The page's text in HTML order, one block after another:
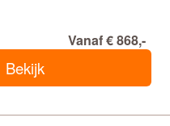
Vanaf € 868,-
Bekijk